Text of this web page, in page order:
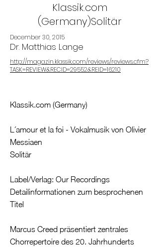
Klassik.com
(Germany)Solitär
December 30, 2015
Dr. Matthias Lange
http://magazin.klassik.com/reviews/reviews.cfm?
TASK=REVIEW&RECID=29552&REID=16210
Klassik.com (Germany)
L´amour et la foi - Vokalmusik von Olivier
Messiaen
Solitär
Label/Verlag: Our Recordings
Detailinformationen zum besprochenen
Titel
Marcus Creed präsentiert zentrales
Chorrepertoire des 20. Jahrhunderts